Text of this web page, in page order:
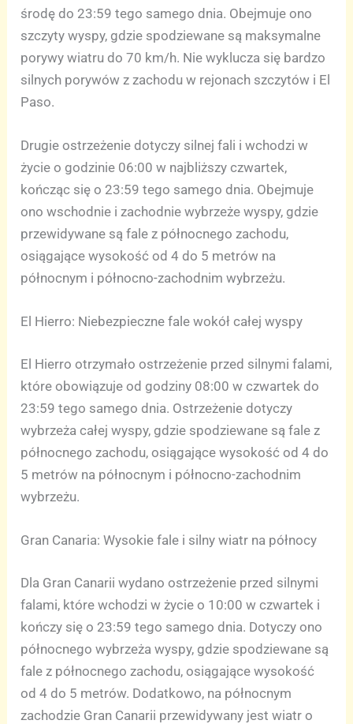
środę do 23:59 tego samego dnia. Obejmuje ono
szczyty wyspy, gdzie spodziewane są maksymalne
porywy wiatru do 70 km/h. Nie wyklucza się bardzo
silnych porywów z zachodu w rejonach szczytów i El
Paso.
Drugie ostrzeżenie dotyczy silnej fali i wchodzi w
życie o godzinie 06:00 w najbliższy czwartek,
kończąc się o 23:59 tego samego dnia. Obejmuje
ono wschodnie i zachodnie wybrzeże wyspy, gdzie
przewidywane są fale z północnego zachodu,
osiągające wysokość od 4 do 5 metrów na
północnym i północno-zachodnim wybrzeżu.
El Hierro: Niebezpieczne fale wokół całej wyspy
El Hierro otrzymało ostrzeżenie przed silnymi falami,
które obowiązuje od godziny 08:00 w czwartek do
23:59 tego samego dnia. Ostrzeżenie dotyczy
wybrzeża całej wyspy, gdzie spodziewane są fale z
północnego zachodu, osiągające wysokość od 4 do
5 metrów na północnym i północno-zachodnim
wybrzeżu.
Gran Canaria: Wysokie fale i silny wiatr na północy
Dla Gran Canarii wydano ostrzeżenie przed silnymi
falami, które wchodzi w życie o 10:00 w czwartek i
kończy się o 23:59 tego samego dnia. Dotyczy ono
północnego wybrzeża wyspy, gdzie spodziewane są
fale z północnego zachodu, osiągające wysokość
od 4 do 5 metrów. Dodatkowo, na północnym
zachodzie Gran Canarii przewidywany jest wiatr o